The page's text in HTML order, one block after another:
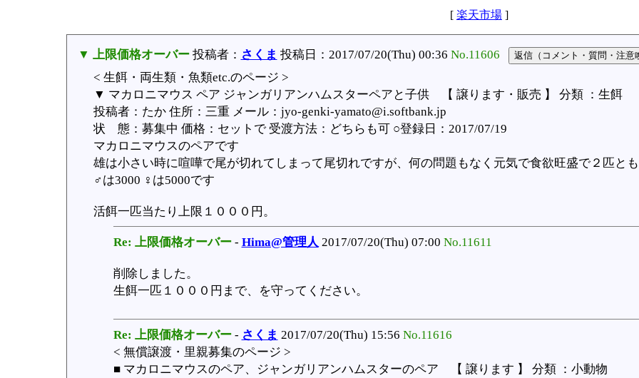
[ 楽天市場 ]
▼ 上限価格オーバー投稿者： さくま 投稿日：2017/07/20(Thu) 00:36 No.11606
< 生餌・両生類・魚類etc.のページ >
▼ マカロニマウス ペア ジャンガリアンハムスターペアと子供 【 譲ります・販売 】 分類 ：生餌
投稿者：たか 住所：三重 メール：jyo-genki-yamato@i.softbank.jp
状 態：募集中 価格：セットで 受渡方法：どちらも可 ○登録日：2017/07/19
マカロニマウスのペアです
雄は小さい時に喧嘩で尾が切れてしまって尾切れですが、何の問題もなく元気で食欲旺盛で２匹と
♂は3000 ♀は5000です
活餌一匹当たり上限１０００円。
Re: 上限価格オーバー- Hima@管理人 2017/07/20(Thu) 07:00 No.11611
削除しました。
生餌一匹１０００円まで、を守ってください。
Re: 上限価格オーバー- さくま 2017/07/20(Thu) 15:56 No.11616
< 無償譲渡・里親募集のページ >
■ マカロニマウスのペア、ジャンガリアンハムスターのペア 【 譲ります 】 分類 ：小動物